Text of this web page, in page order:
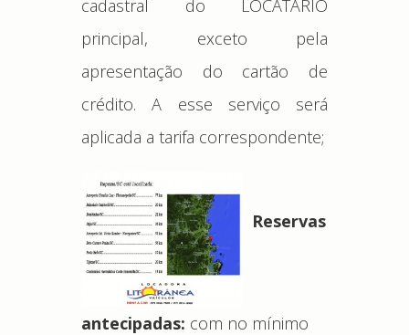
cadastral do LOCATÁRIO
principal, exceto pela
apresentação do cartão de
crédito. A esse serviço será
aplicada a tarifa correspondente;
Reservas
antecipadas: com no mínimo